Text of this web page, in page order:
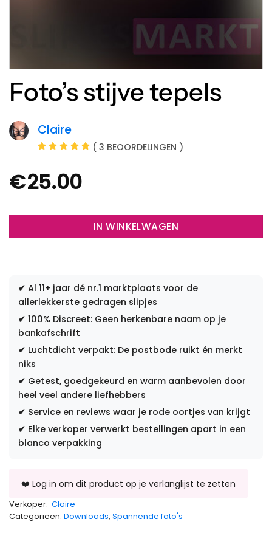
Foto’s stijve tepels
Claire
( 3 BEOORDELINGEN )
€25.00
IN WINKELWAGEN
✔ Al 11+ jaar dé nr.1 marktplaats voor de
allerlekkerste gedragen slipjes
✔ 100% Discreet: Geen herkenbare naam op je
bankafschrift
✔ Luchtdicht verpakt: De postbode ruikt én merkt
niks
✔ Getest, goedgekeurd en warm aanbevolen door
heel veel andere liefhebbers
✔ Service en reviews waar je rode oortjes van krijgt
✔ Elke verkoper verwerkt bestellingen apart in een
blanco verpakking
Verkoper: Claire
Categorieën: Downloads, Spannende foto's